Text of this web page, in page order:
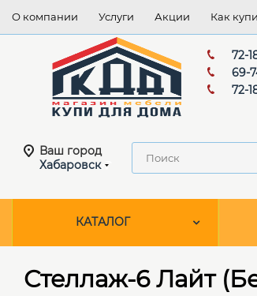
О компании Услуги Акции Как
72-
69-
72-
Ваш город
Хабаровск
КАТАЛОГ
Стеллаж-6 Лайт